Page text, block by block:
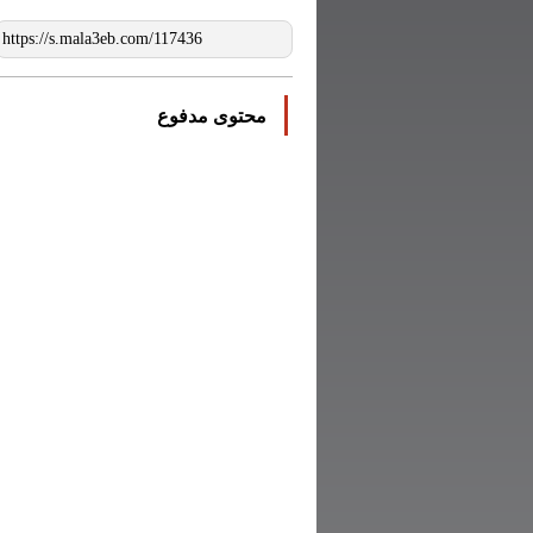
محتوى مدفوع